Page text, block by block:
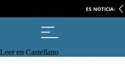
ES NOTICIA:
Leer en Castellano